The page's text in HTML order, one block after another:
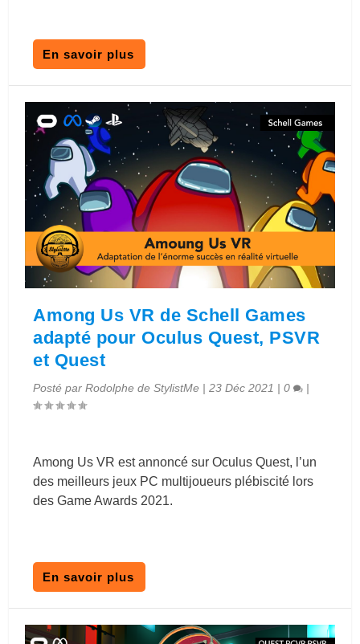
En savoir plus
Among Us VR de Schell Games
adapté pour Oculus Quest, PSVR
et Quest
Posté parRodolphe de StylistMe |23 Déc 2021 |0 |
Among Us VR est annoncé sur Oculus Quest, l’un
des meilleurs jeux PC multijoueurs plébiscité lors
des Game Awards 2021.
En savoir plus